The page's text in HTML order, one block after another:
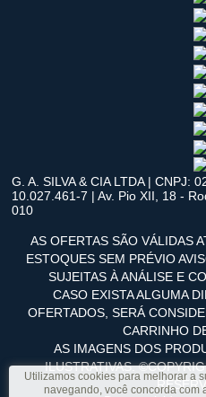
Utilizamos cookies para melhorar a
navegando, você concorda com
G. A. SILVA & CIA LTDA | CNPJ:
10.027.461-7 | Av. Pio XII, 18 -
010
AS OFERTAS SÃO VÁLIDAS
ESTOQUES SEM PRÉVIO
SUJEITAS À ANÁLISE E
CASO EXISTA ALGUMA
OFERTADOS, SERÁ
CARRINHO
AS IMAGENS DOS
ILUSTRATIVAS.